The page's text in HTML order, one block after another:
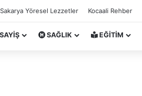
Sakarya Yöresel Lezzetler Kocaali Rehber
SAĞLIK EĞİTİM